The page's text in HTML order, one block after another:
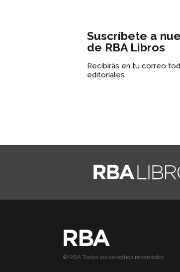
Suscríbete a
de RBA Libros
Recibirás en tu correo
editoriales
© RBA Todos los derechos reservados